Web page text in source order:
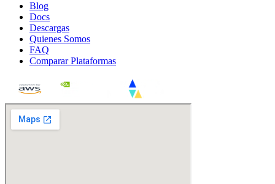
Blog
Docs
Descargas
Quienes Somos
FAQ
Comparar Plataformas